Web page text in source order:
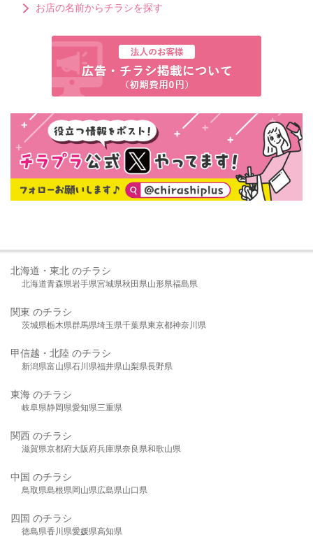
お店の名前からチラシを探す
北海道・東北 のチラシ
北海道青森県岩手県宮城県秋田県山形県福島県
関東 のチラシ
茨城県栃木県群馬県埼玉県千葉県東京都神奈川県
甲信越・北陸 のチラシ
新潟県富山県石川県福井県山梨県長野県
東海 のチラシ
岐阜県静岡県愛知県三重県
関西 のチラシ
滋賀県京都府大阪府兵庫県奈良県和歌山県
中国 のチラシ
鳥取県島根県岡山県広島県山口県
四国 のチラシ
徳島県香川県愛媛県高知県